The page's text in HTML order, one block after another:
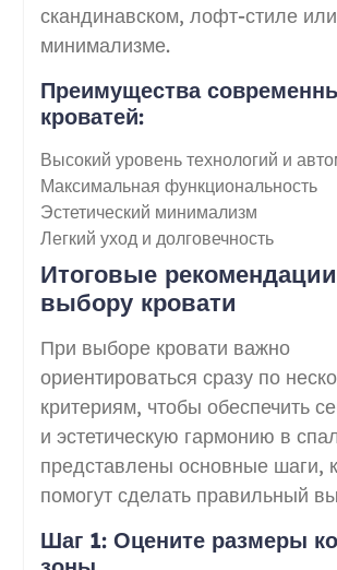
скандинавском, лофт-стиле или
минимализме.
Преимущества
кроватей:
Высокий уровень технологий и
Максимальная функциональность
Эстетический минимализм
Легкий уход и долговечность
Итоговые
выбору кровати
При выборе кровати важно
ориентироваться сразу по
критериям, чтобы обеспечить
и эстетическую гармонию в
представлены основные шаги,
помогут сделать правильный
Шаг 1: Оцените размеры